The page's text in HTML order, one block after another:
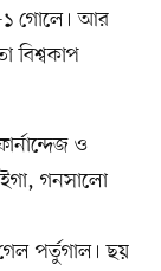
১ গোলে। আর
বিশ্বকাপ
ও
গনসালো
পর্তুগাল। ছয়